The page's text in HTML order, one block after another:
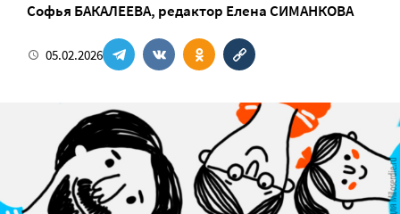
Софья БАКАЛЕЕВА, редактор Елена СИМАНКОВА
05.02.2026